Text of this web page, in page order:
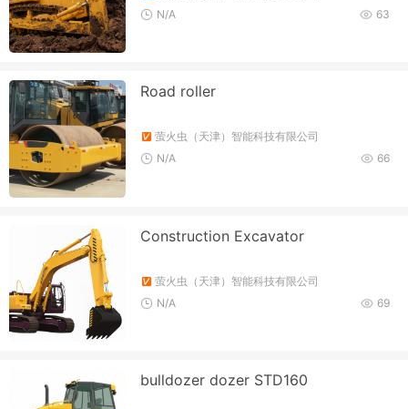
63
N/A
Road roller
萤火虫（天津）智能科技有限公司
66
N/A
Construction Excavator
萤火虫（天津）智能科技有限公司
69
N/A
bulldozer dozer STD160